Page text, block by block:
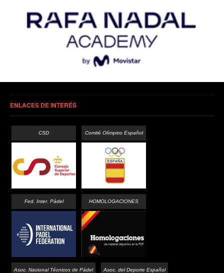
ENLACES DE INTERÉS
CSD Comité Olímpico Español
Fed. Inter. Pádel HOMOLOGACIONES
Asoc. Nacional Técnicos de Pádel Asoc. del Deporte Español